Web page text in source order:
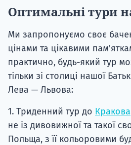
Оптимальні тури
Ми запропонуємо своє
цінами та цікавими
практично, будь-який тур
тільки зі столиці нашої
Лева — Львова:
1. Триденний тур до Кракова
не із дивовижної та такої
Польща, з її кольоровими